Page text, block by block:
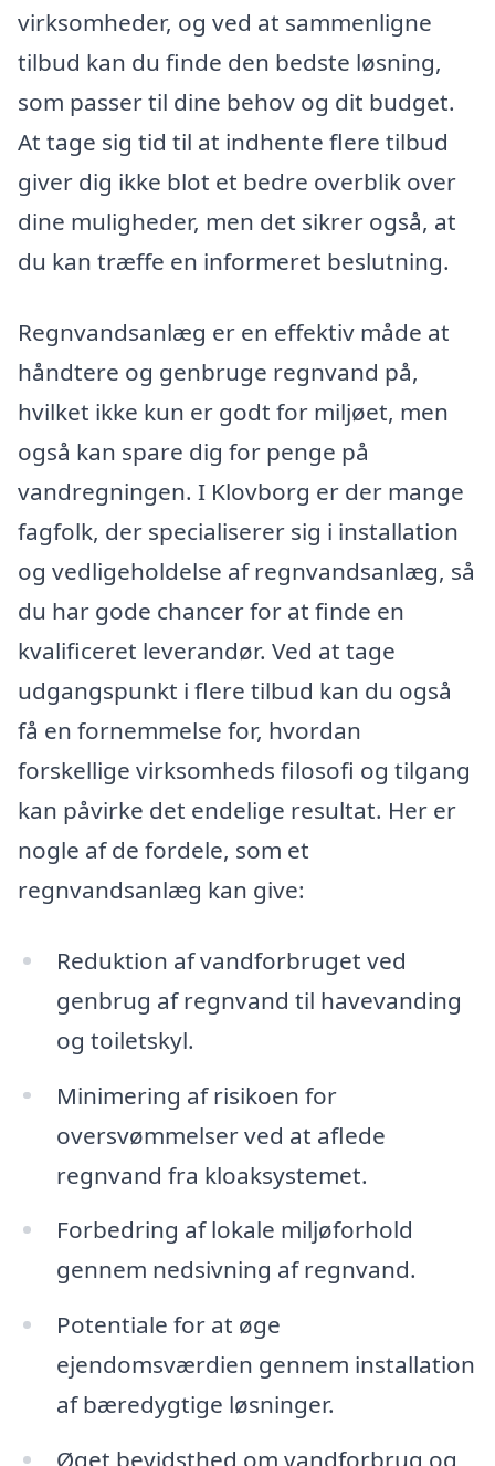
virksomheder, og ved at sammenligne
tilbud kan du finde den bedste løsning,
som passer til dine behov og dit budget.
At tage sig tid til at indhente flere tilbud
giver dig ikke blot et bedre overblik over
dine muligheder, men det sikrer også, at
du kan træffe en informeret beslutning.
Regnvandsanlæg er en effektiv måde at
håndtere og genbruge regnvand på,
hvilket ikke kun er godt for miljøet, men
også kan spare dig for penge på
vandregningen. I Klovborg er der mange
fagfolk, der specialiserer sig i installation
og vedligeholdelse af regnvandsanlæg, så
du har gode chancer for at finde en
kvalificeret leverandør. Ved at tage
udgangspunkt i flere tilbud kan du også
få en fornemmelse for, hvordan
forskellige virksomheds filosofi og tilgang
kan påvirke det endelige resultat. Her er
nogle af de fordele, som et
regnvandsanlæg kan give:
Reduktion af vandforbruget ved
genbrug af regnvand til havevanding
og toiletskyl.
Minimering af risikoen for
oversvømmelser ved at aflede
regnvand fra kloaksystemet.
Forbedring af lokale miljøforhold
gennem nedsivning af regnvand.
Potentiale for at øge
ejendomsværdien gennem installation
af bæredygtige løsninger.
Øget bevidsthed om vandforbrug og